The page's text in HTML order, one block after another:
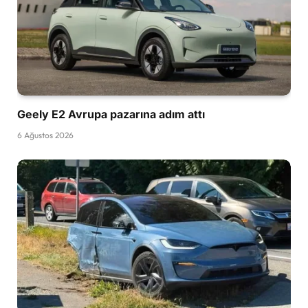
Geely E2 Avrupa pazarına adım attı
6 Ağustos 2026